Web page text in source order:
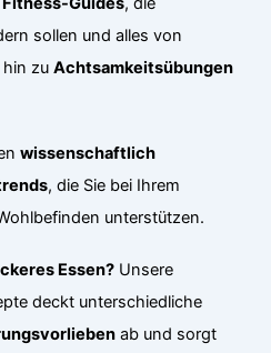
sollen und alles von
hin zuAchtsamkeitsübungen
wissenschaftlich
, die Sie bei Ihrem
unterstützen.
Essen? Unsere
deckt unterschiedliche
ab und sorgt